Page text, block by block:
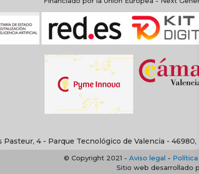
Pasteur, 4 - Parque Tecnológico de Valencia - 46980,
© Copyright 2021 -Aviso legal - Política
Sitio web desarrollado